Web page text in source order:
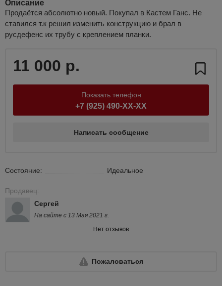
Описание
Продаётся абсолютно новый. Покупал в Кастем Ганс. Не
ставился т.к решил изменить конструкцию и брал в
русдефенс их трубу с креплением планки.
11 000 р.
Показать телефон
+7 (925) 490-XX-XX
Написать сообщение
Состояние: Идеальное
Продавец:
Сергей
На сайте с 13 Мая 2021 г.
Нет отзывов
Пожаловаться